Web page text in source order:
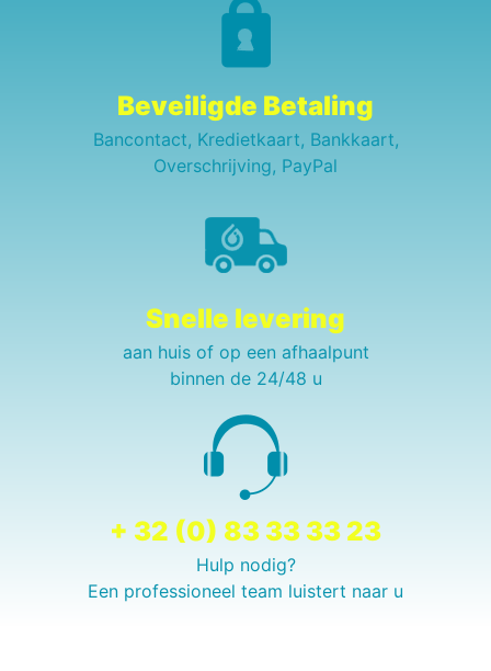
Beveiligde Betaling
Bancontact, Kredietkaart, Bankkaart,
Overschrijving, PayPal
Snelle levering
aan huis of op een afhaalpunt
binnen de 24/48 u
+ 32 (0) 83 33 33 23
Hulp nodig?
Een professioneel team luistert naar u